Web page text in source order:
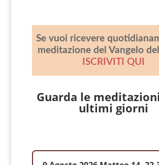
Se vuoi ricevere
meditazione del Vangelo
ISCRIVITI QUI
Guarda le
ultimi giorni